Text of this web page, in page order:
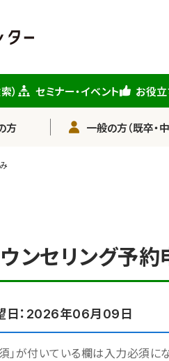
） セミナー・イベント お役
方 一般の方（既卒・中
ンセリング予約
日：2026年06月09日
須」が付いている欄は入力必須にな